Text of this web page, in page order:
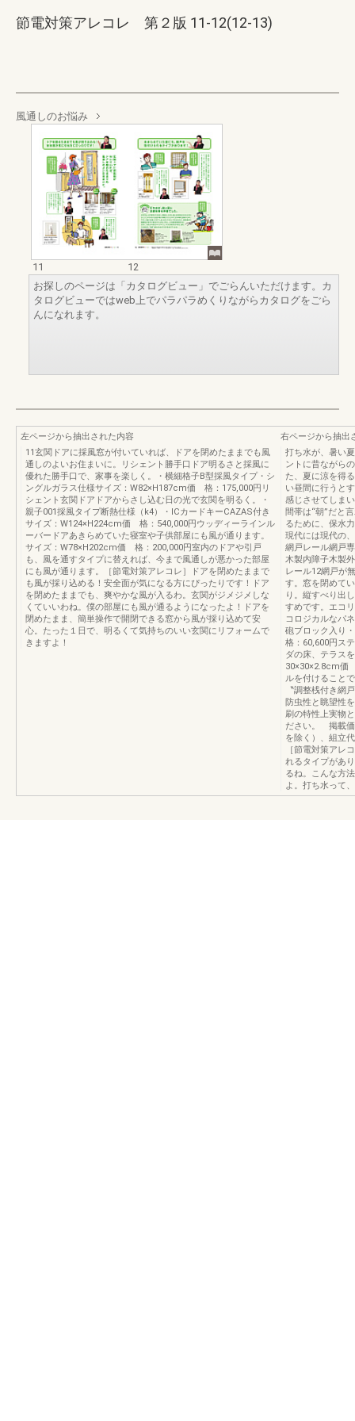
節電対策アレコレ 第２版 11-12(12-13)
風通しのお悩み
11
12
お探しのページは「カタログビュー」でごらんいただけます。カ
タログビューではweb上でパラパラめくりながらカタログをごら
んになれます。
左ページから抽出された内容
11玄関ドアに採風窓が付いていれば、ドアを閉めたままでも風
通しのよいお住まいに。リシェント勝手口ドア明るさと採風に
優れた勝手口で、家事を楽しく。・横細格子B型採風タイプ・シ
ングルガラス仕様サイズ：W82×H187cm価 格：175,000円リ
シェント玄関ドアドアからさし込む日の光で玄関を明るく。・
親子001採風タイプ断熱仕様（k4）・ICカードキーCAZAS付き
サイズ：W124×H224cm価 格：540,000円ウッディーラインル
ーバードアあきらめていた寝室や子供部屋にも風が通ります。
サイズ：W78×H202cm価 格：200,000円室内のドアや引戸
も、風を通すタイプに替えれば、今まで風通しが悪かった部屋
にも風が通ります。［節電対策アレコレ］ドアを閉めたままで
も風が採り込める！安全面が気になる方にぴったりです！ドア
を閉めたままでも、爽やかな風が入るわ。玄関がジメジメしな
くていいわね。僕の部屋にも風が通るようになったよ！ドアを
閉めたまま、簡単操作で開閉できる窓から風が採り込めて安
心。たった１日で、明るくて気持ちのいい玄関にリフォームで
きますよ！
右ページから抽出
打ち水が、暑い
ントに昔ながら
た、夏に涼を得
い昼間に行うと
感じさせてしま
間帯は“朝”だと
るために、保水
現代には現代の
網戸レール網戸
木製内障子木製
レール12網戸が
す。窓を閉めて
り。縦すべり出
すめです。エコ
コロジカルなパ
砲ブロック入り
格：60,600円ス
ダの床、テラス
30×30×2.8cm価
ルを付けること
〝調整桟付き網
防虫性と眺望性
刷の特性上実物
ださい。 掲載価
を除く）、組立
［節電対策アレ
れるタイプがあ
るね。こんな方
よ。打ち水って